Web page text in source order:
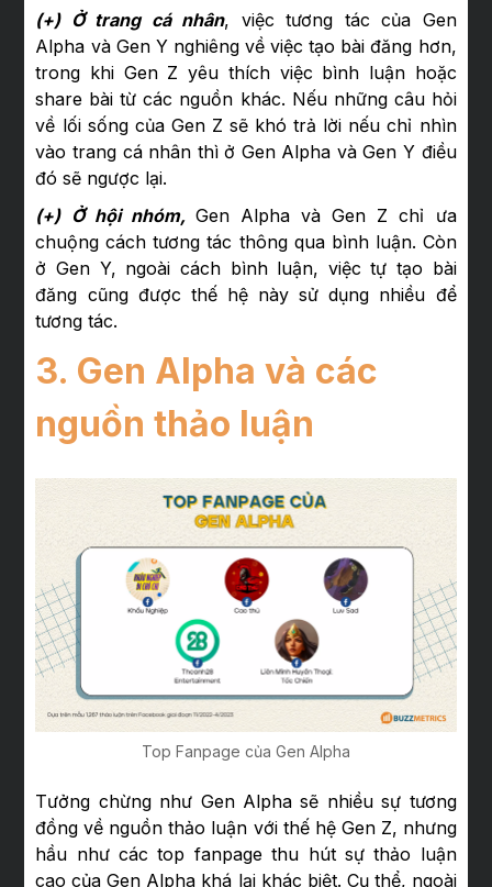
(+) Ở trang cá nhân, việc tương tác của Gen
Alpha và Gen Y nghiêng về việc tạo bài đăng hơn,
trong khi Gen Z yêu thích việc bình luận hoặc
share bài từ các nguồn khác. Nếu những câu hỏi
về lối sống của Gen Z sẽ khó trả lời nếu chỉ nhìn
vào trang cá nhân thì ở Gen Alpha và Gen Y điều
đó sẽ ngược lại.
(+) Ở hội nhóm, Gen Alpha và Gen Z chỉ ưa
chuộng cách tương tác thông qua bình luận. Còn
ở Gen Y, ngoài cách bình luận, việc tự tạo bài
đăng cũng được thế hệ này sử dụng nhiều để
tương tác.
3. Gen Alpha và các
nguồn thảo luận
Top Fanpage của Gen Alpha
Tưởng chừng như Gen Alpha sẽ nhiều sự tương
đồng về nguồn thảo luận với thế hệ Gen Z, nhưng
hầu như các top fanpage thu hút sự thảo luận
cao của Gen Alpha khá lại khác biệt. Cụ thể, ngoài